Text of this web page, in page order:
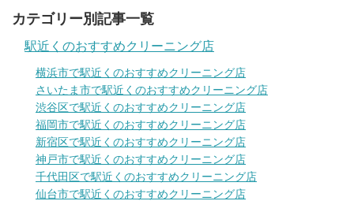
カテゴリー別記事一覧
駅近くのおすすめクリーニング店
横浜市で駅近くのおすすめクリーニング店
さいたま市で駅近くのおすすめクリーニング店
渋谷区で駅近くのおすすめクリーニング店
福岡市で駅近くのおすすめクリーニング店
新宿区で駅近くのおすすめクリーニング店
神戸市で駅近くのおすすめクリーニング店
千代田区で駅近くのおすすめクリーニング店
仙台市で駅近くのおすすめクリーニング店